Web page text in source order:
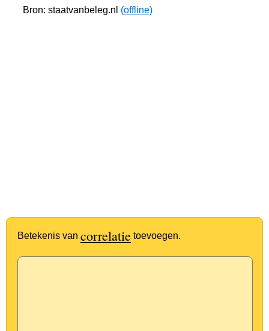
Bron: staatvanbeleg.nl (offline)
Betekenis van correlatie toevoegen.